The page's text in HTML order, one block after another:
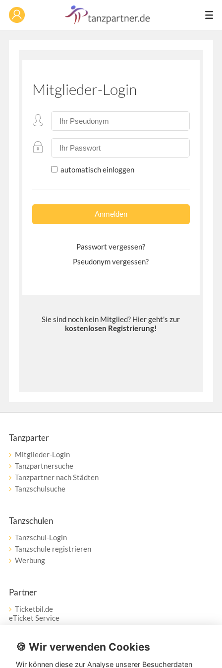
Mitglieder-Login
automatisch einloggen
Passwort vergessen?
Pseudonym vergessen?
Sie sind noch kein Mitglied? Hier geht's zur
kostenlosen Registrierung!
Tanzparter
Mitglieder-Login
Tanzpartnersuche
Tanzpartner nach Städten
Tanzschulsuche
Tanzschulen
Tanzschul-Login
Tanzschule registrieren
Werbung
Partner
Ticketbil.de
eTicket Service
Vertrag widerrufen
🍪 Wir verwenden Cookies
Wir können diese zur Analyse unserer Besucherdaten